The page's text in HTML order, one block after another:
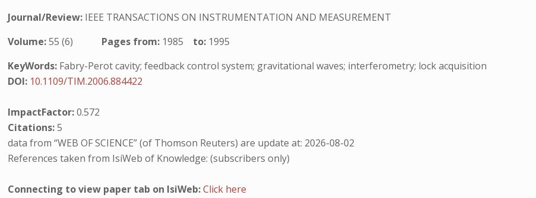
Journal/Review: IEEE TRANSACTIONS ON INSTRUMENTATION AND MEASUREMENT
Volume:55 (6) Pages from: 1985 to: 1995
KeyWords: Fabry-Perot cavity; feedback control system; gravitational waves; interferometry; lock acquisition
DOI: 10.1109/TIM.2006.884422
ImpactFactor:0.572
Citations:5
data from “WEB OF SCIENCE” (of Thomson Reuters) are update at: 2026-08-02
References taken from IsiWeb of Knowledge: (subscribers only)
Connecting to view paper tab on IsiWeb:Click here